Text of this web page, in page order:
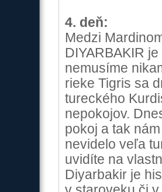
4. deň:
Medzi
DIYARBAKIR
nemusíme
rieke Tigris sa
tureckého
nepokojov.
pokoj a tak
nevidelo veľa
uvidíte na
Diyarbakir je